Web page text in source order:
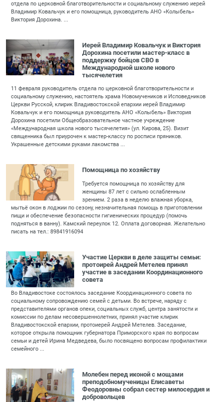
отдела по церковной благотворительности и социальному служению иерей
Владимир Ковальчук и его помощница, руководитель АНО «Колыбель»
Виктория Дорохина. ...
Иерей Владимир Ковальчук и Виктория
Дорохина посетили мастер-класс в
поддержку бойцов СВО в
Международной школе нового
тысячелетия
11 февраля руководитель отдела по церковной благотворительности и
социальному служению, настоятель храма Новомучеников и Исповедников
Церкви Русской, клирик Владивостокской епархии иерей Владимир
Ковальчук и его помощница руководитель АНО «Колыбель» Виктория
Дорохина посетили Общеобразовательное частное учреждение
«Международная школа нового тысячелетия» (ул. Кирова, 25). Визит
священника был приурочен к мастер-классу по росписи пряников.
Украшенные детскими руками лакомства ...
Помощница по хозяйству
Требуется помощница по хозяйству для
женщины 87 лет с сильно ослабленным
зрением. 2 раза в неделю влажная уборка,
мытьё окон в лоджии по сезону, незначительная помощь в приготовлении
пищи и обеспечение безопасности гигиенических процедур (помочь
подняться в ванну). Камский переулок 12. Оплата договорная. Желательно
писать на тел.: 89841916094
Участие Церкви в деле защиты семьи:
протоирей Андрей Метелев принял
участие в заседании Координационного
совета
Во Владивостоке состоялось заседание Координационного совета по
социальному сопровождению семей с детьми. Во встрече, наряду с
представителями органов опеки, социальных служб, центра занятости и
комиссии по делам несовершеннолетних, принял участие клирик
Владивостокской епархии, протоиерей Андрей Метелев. Заседание,
которое открыла помощник губернатора Приморского края по вопросам
семьи и детей Ирина Медведева, было посвящено вопросам профилактики
семейного ...
Молебен перед иконой с мощами
преподобномученицы Елисаветы
Феодоровны собрал сестер милосердия и
добровольцев